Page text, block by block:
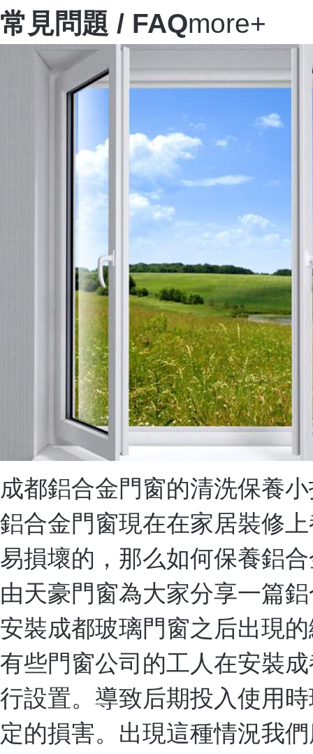
常見問題 / FAQmore+
成都鋁合金門窗的清洗保養
鋁合金門窗現在在家居裝修
易損壞的，那么如何保養鋁
由天豪門窗為大家分享一篇
安裝成都玻璃門窗之后出現
有些門窗公司的工人在安裝
行設置。導致后期投入使用
定的損害。出現這種情況我